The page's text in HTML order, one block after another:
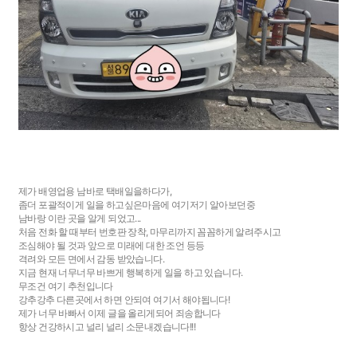
제가 배영업용 남바로 택배일을하다가,
좀더 포괄적이게 일을 하고싶은마음에 여기저기 알아보던중
남바랑 이란 곳을 알게 되었고...
처음 전화 할 때부터 번호판 장착, 마무리까지 꼼꼼하게 알려주시고
조심해야 될 것과 앞으로 미래에 대한 조언 등등
격려와 모든 면에서 감동 받았습니다.
지금 현재 너무너무 바쁘게 행복하게 일을 하고 있습니다.
무조건 여기 추천입니다
강추강추 다른곳에서 하면 안되여 여기서 해야됩니다!
제가 너무 바빠서 이제 글을 올리게되어 죄송합니다
항상 건강하시고 널리 널리 소문내겠습니다!!!